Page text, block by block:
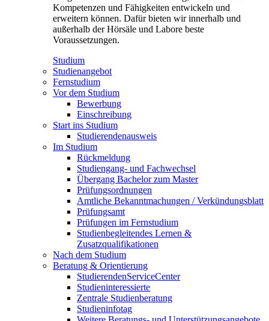
Kompetenzen und Fähigkeiten entwickeln und
erweitern können. Dafür bieten wir innerhalb und
außerhalb der Hörsäle und Labore beste
Voraussetzungen.
Studium
Studienangebot
Fernstudium
Vor dem Studium
Bewerbung
Einschreibung
Start ins Studium
Studierendenausweis
Im Studium
Rückmeldung
Studiengang- und Fachwechsel
Übergang Bachelor zum Master
Prüfungsordnungen
Amtliche Bekanntmachungen / Verkündungsblatt
Prüfungsamt
Prüfungen im Fernstudium
Studienbegleitendes Lernen &
Zusatzqualifikationen
Nach dem Studium
Beratung & Orientierung
StudierendenServiceCenter
Studieninteressierte
Zentrale Studienberatung
Studieninfotag